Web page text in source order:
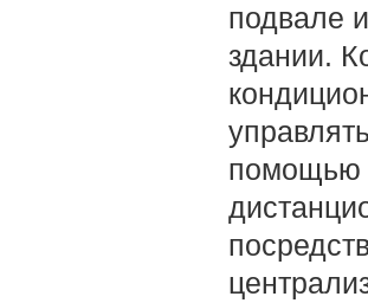
подвале
здании.
помощью